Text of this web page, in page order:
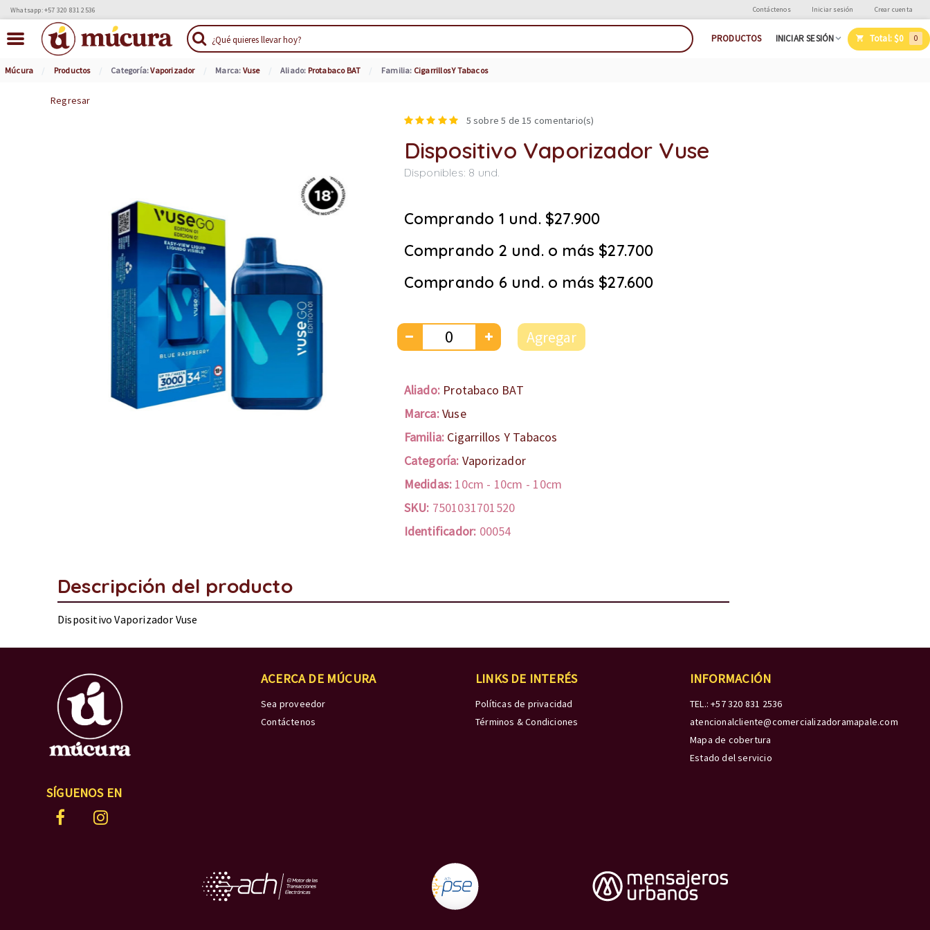
Whatsapp: +57 320 831 2536 Contáctenos Iniciar sesión Crear cuenta
PRODUCTOS INICIAR SESIÓN Total:$0 0
Múcura Productos Categoría:Vaporizador Marca: Vuse Aliado: Protabaco BAT Familia: Cigarrillos Y Tabacos
Regresar
5 sobre 5 de15 comentario(s)
Dispositivo Vaporizador Vuse
Disponibles: 8 und.
Comprando 1 und. $27.900
Comprando 2 und. o más $27.700
Comprando 6 und. o más $27.600
Agregar
Aliado: Protabaco BAT
Marca:Vuse
Familia: Cigarrillos Y Tabacos
Categoría: Vaporizador
Medidas: 10cm - 10cm - 10cm
SKU: 7501031701520
Identificador: 00054
Descripción del producto
Dispositivo Vaporizador Vuse
SÍGUENOS EN
ACERCA DE MÚCURA
Sea proveedor
Contáctenos
LINKS DE INTERÉS
Políticas de privacidad
Términos & Condiciones
INFORMACIÓN
TEL.: +57 320 831 2536
atencionalcliente@comercializadoramapale.com
Mapa de cobertura
Estado del servicio